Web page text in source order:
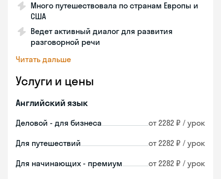
Много путешествовала по странам Европы и
США
Ведет активный диалог для развития
разговорной речи
Читать дальше
Услуги и цены
Английский язык
Деловой - для бизнеса от 2282 ₽ / урок
Для путешествий от 2282 ₽ / урок
Для начинающих - премиум от 2282 ₽ / урок